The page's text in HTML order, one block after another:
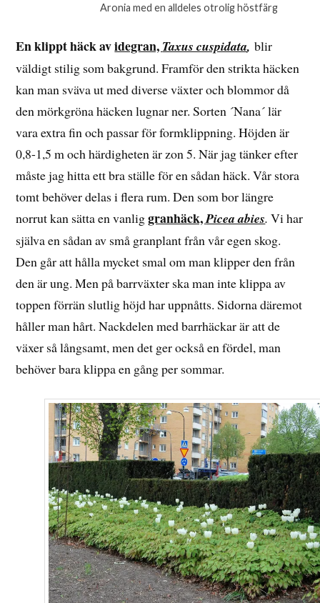
Aronia med en alldeles otrolig höstfärg
En klippt häck avidegran, Taxus cuspidata, blir
väldigt stilig som bakgrund. Framför den strikta häcken
kan man sväva ut med diverse växter och blommor då
den mörkgröna häcken lugnar ner. Sorten ´Nana´ lär
vara extra fin och passar för formklippning. Höjden är
0,8-1,5 m och härdigheten är zon 5. När jag tänker efter
måste jag hitta ett bra ställe för en sådan häck. Vår stora
tomt behöver delas i flera rum. Den som bor längre
norrut kan sätta en vanliggranhäck,Picea abies.Vi har
själva en sådan av små granplant från vår egen skog.
Den går att hålla mycket smal om man klipper den från
den är ung. Men på barrväxter ska man inte klippa av
toppen förrän slutlig höjd har uppnåtts. Sidorna däremot
håller man hårt. Nackdelen med barrhäckar är att de
växer så långsamt, men det ger också en fördel, man
behöver bara klippa en gång per sommar.